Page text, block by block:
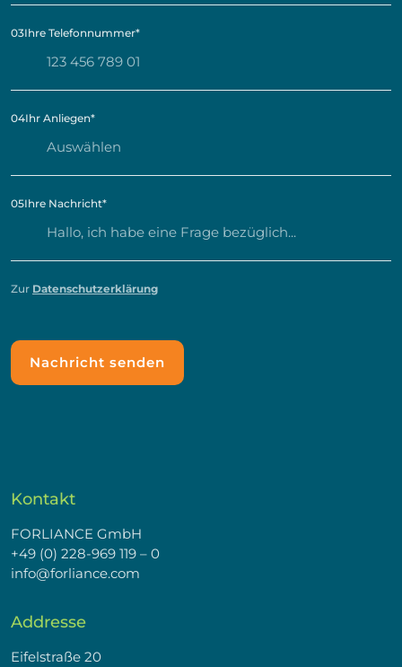
03Ihre Telefonnummer*
04Ihr Anliegen*
05Ihre Nachricht*
Zur Datenschutzerklärung
Kontakt
FORLIANCE GmbH
+49 (0) 228-969 119 – 0
info@forliance.com
Addresse
Eifelstraße 20